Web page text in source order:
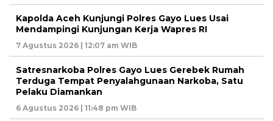
Kapolda Aceh Kunjungi Polres Gayo Lues Usai
Mendampingi Kunjungan Kerja Wapres RI
7 Agustus 2026 | 12:07 am WIB
Satresnarkoba Polres Gayo Lues Gerebek Rumah
Terduga Tempat Penyalahgunaan Narkoba, Satu
Pelaku Diamankan
6 Agustus 2026 | 11:48 pm WIB